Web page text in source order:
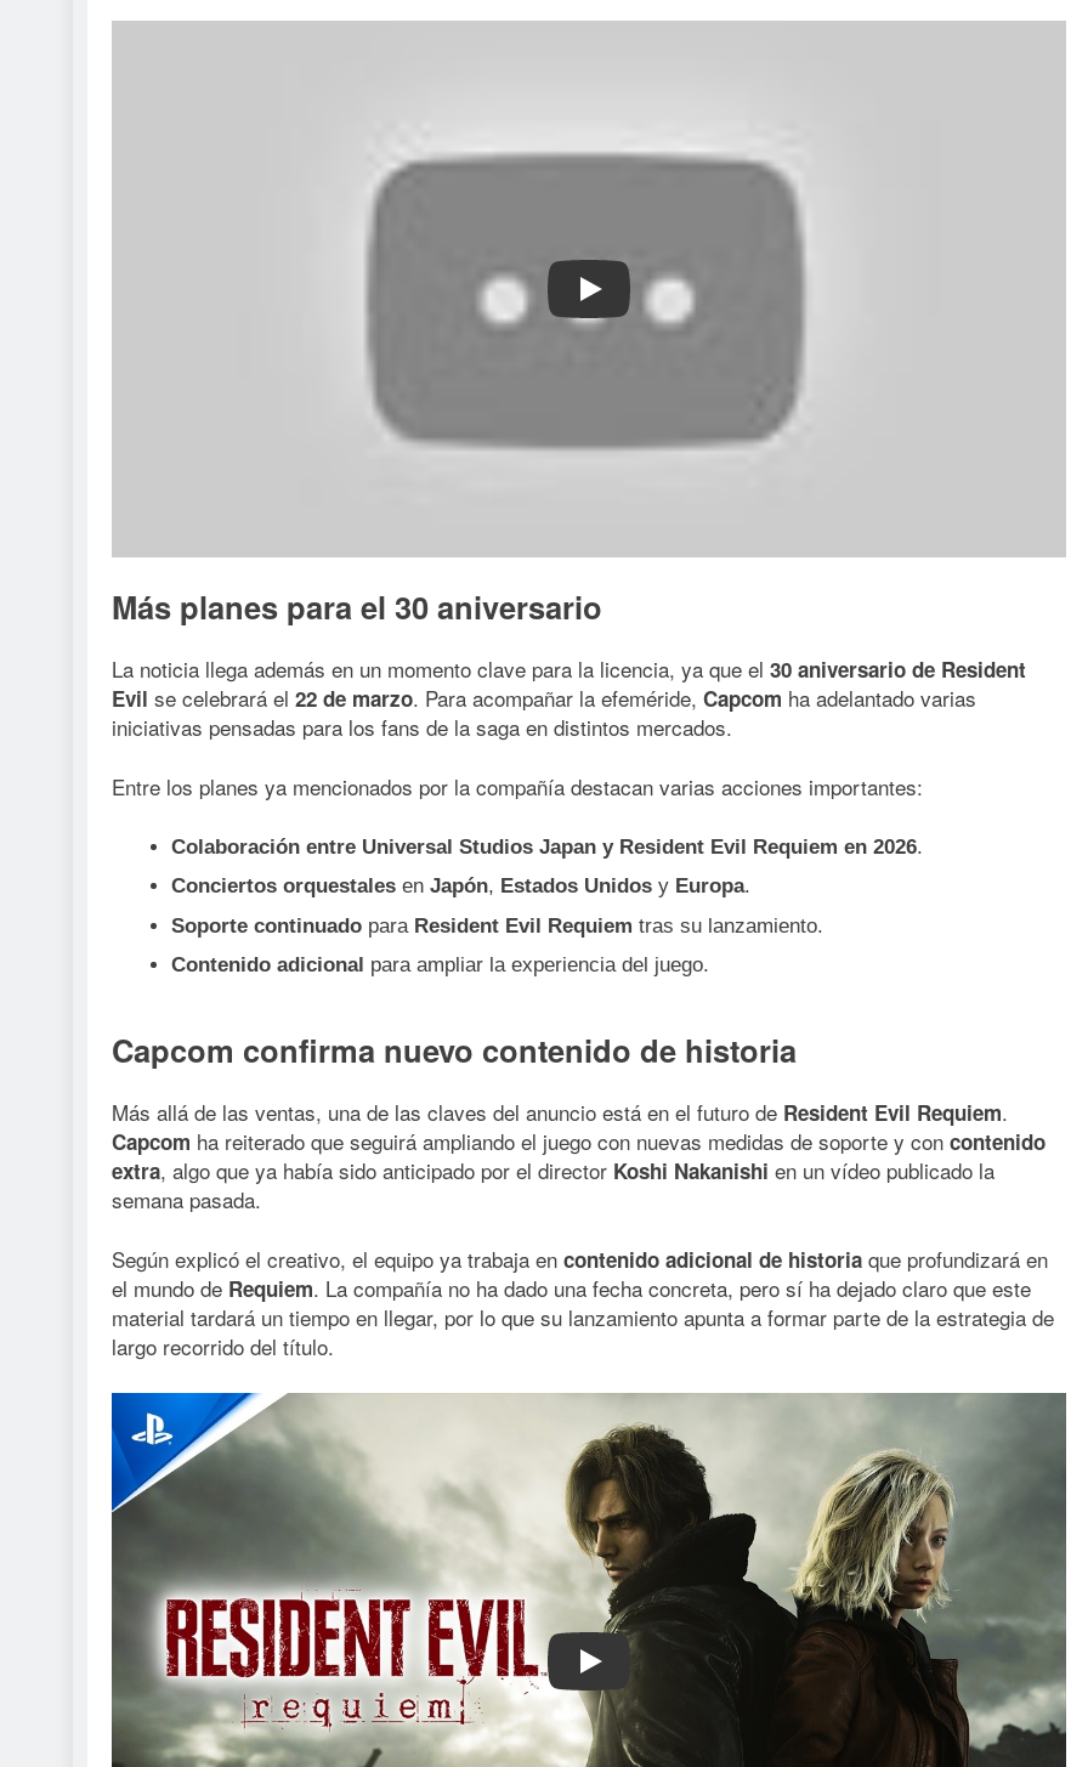
Play
Más planes para el 30 aniversario
La noticia llega además en un momento clave para la licencia, ya que el 30 aniversario de Resident
Evil se celebrará el 22 de marzo. Para acompañar la efeméride, Capcom ha adelantado varias
iniciativas pensadas para los fans de la saga en distintos mercados.
Entre los planes ya mencionados por la compañía destacan varias acciones importantes:
Colaboración entre Universal Studios Japan y Resident Evil Requiem en 2026.
Conciertos orquestalesen Japón, Estados Unidosy Europa.
Soporte continuadopara Resident Evil Requiem tras su lanzamiento.
Contenido adicional para ampliar la experiencia del juego.
Capcom confirma nuevo contenido de historia
Más allá de las ventas, una de las claves del anuncio está en el futuro de Resident Evil Requiem.
Capcom ha reiterado que seguirá ampliando el juego con nuevas medidas de soporte y con contenido
extra, algo que ya había sido anticipado por el director Koshi Nakanishi en un vídeo publicado la
semana pasada.
Según explicó el creativo, el equipo ya trabaja en contenido adicional de historia que profundizará en
el mundo de Requiem. La compañía no ha dado una fecha concreta, pero sí ha dejado claro que este
material tardará un tiempo en llegar, por lo que su lanzamiento apunta a formar parte de la estrategia de
largo recorrido del título.
Play